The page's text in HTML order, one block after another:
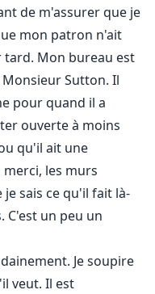
avec mon patron.
j'échoue. Ce n'est
il faire ? Je ne
car ce qui
prend une direction
dominant au travail
vie. J'ai entendu
ce n'est pas
réfléchi.
entre M. Sutton et
de m'assurer que je
mon patron n'ait
tard. Mon bureau est
Sutton. Il
pour quand il a
ouverte à moins
qu'il ait une
les murs
sais ce qu'il fait là-
C'est un peu un
Je soupire
veut. Il est